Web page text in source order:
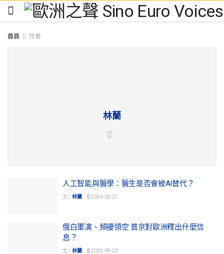
首頁 作者
林蘭
人工智能與醫學：醫生是否會被AI替代？
文 / 林蘭 2026-02-27
俄白軍演、頻擾領空 普京對歐洲釋出什麼信
息？
文 / 林蘭 2025-09-23